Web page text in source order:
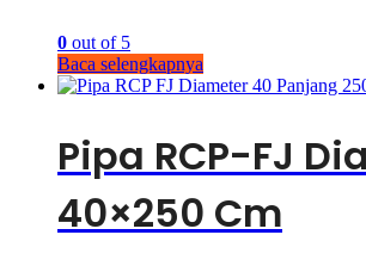
0 out of 5
Baca selengkapnya
Pipa RCP-FJ
40×250 Cm